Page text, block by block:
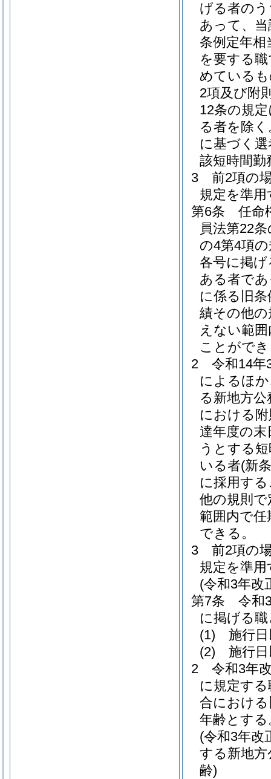
げる者の
あって、
条例定年相
を要する
めている
2項及び附
12条の規
る者を除く
に基づく
該短時間
3
前2項の
規定を準用
第6条
任命
員法第22
の4第4項
各号に掲
ある者で
に係る旧
績その他
えない範
ことがで
2
令和14年
によるほ
る新地方
における
達年度の
うとする
いる者(新
に採用す
他の規則
範囲内で
できる。
3
前2項の
規定を準用
(令和3年改
第7条
令和
に掲げる
(1)
施行
(2)
施行
2
令和3年
に規定す
合におけ
年齢とする
(令和3年改
する新地
齢)